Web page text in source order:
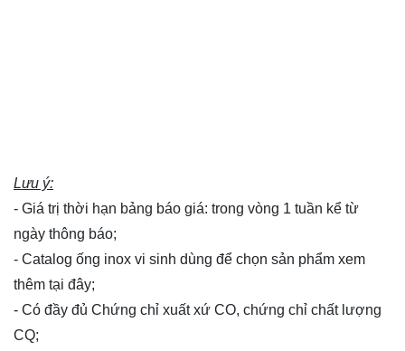
Lưu ý:
- Giá trị thời hạn bảng báo giá: trong vòng 1 tuần kể từ
ngày thông báo;
- Catalog ống inox vi sinh dùng để chọn sản phẩm xem
thêm tại đây;
- Có đầy đủ Chứng chỉ xuất xứ CO, chứng chỉ chất lượng
CQ;